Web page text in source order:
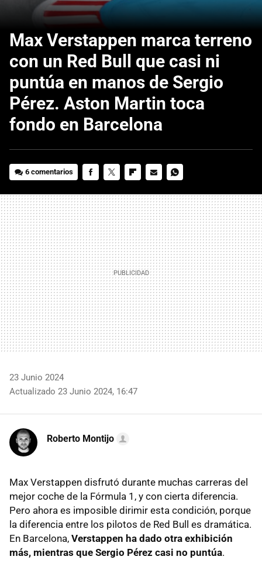
Max Verstappen marca terreno
con un Red Bull que casi ni
puntúa en manos de Sergio
Pérez. Aston Martin toca
fondo en Barcelona
6 comentarios
MAIL
23 Junio 2024
Actualizado 23 Junio 2024, 16:47
Roberto Montijo
Max Verstappen disfrutó durante muchas carreras del
mejor coche de la Fórmula 1, y con cierta diferencia.
Pero ahora es imposible dirimir esta condición, porque
la diferencia entre los pilotos de Red Bull es dramática.
En Barcelona, Verstappen ha dado otra exhibición
más, mientras que Sergio Pérez casi no puntúa.